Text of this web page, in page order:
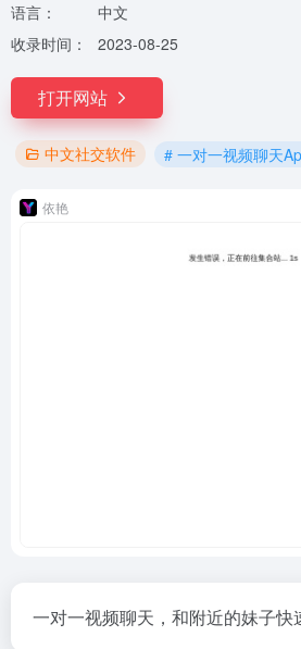
语言：
中文
收录时间：
2023-08-25
打开网站
中文社交软件 # 一对一视频聊天
依艳
一对一视频聊天，和附近的妹子快